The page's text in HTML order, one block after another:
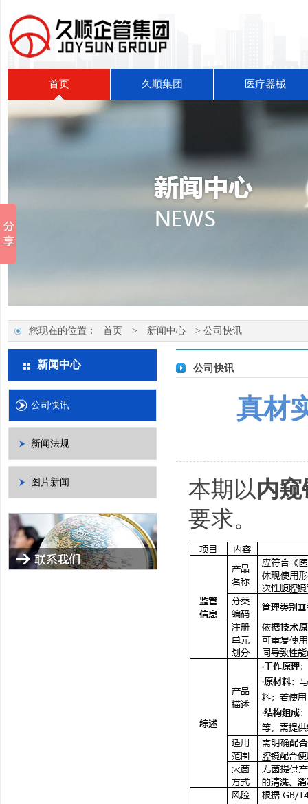
首页 久顺集团 医疗器械
您现在的位置： 首页 > 新闻中心 > 公司快讯
新闻中心
公司快讯
新闻法规
图片新闻
公司快讯
真材
本期以内
要求。